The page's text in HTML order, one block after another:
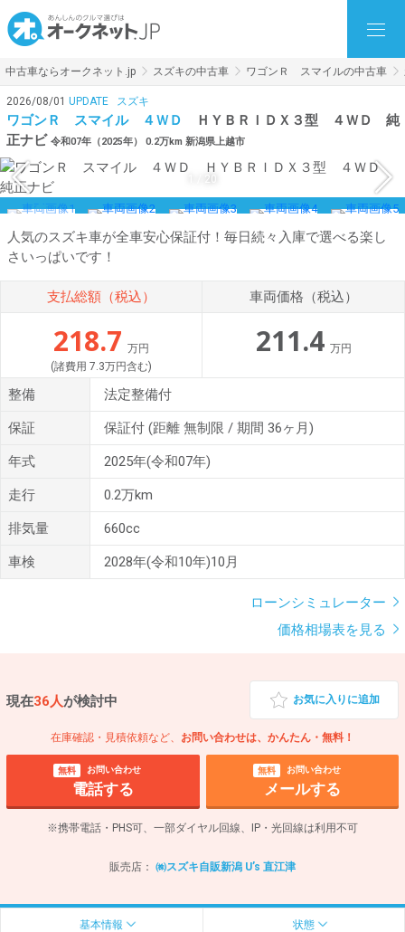
中古車ならオークネット.jp スズキの中古車 ワゴンＲ スマイルの中古車
2026/08/01 UPDATE スズキ
ワゴンＲ スマイル ４ＷＤ
ＨＹＢＲＩＤＸ３型 ４ＷＤ 純
正ナビ 令和07年（2025年） 0.2万km 新潟県上越市
20
人気のスズキ車が全車安心保証付！毎日続々入庫で選べる楽し
さいっぱいです！
支払総額（税込）
218.7 万円
(諸費用 7.3万円含む)
車両価格（税込）
211.4 万円
整備 法定整備付
保証 保証付 (距離 無制限 / 期間 36ヶ月)
年式 2025年(令和07年)
走行 0.2万km
排気量 660cc
車検 2028年(令和10年)10月
ローンシミュレーター
価格相場表を見る
現在36人が検討中 お気に入りに追加
在庫確認・見積依頼など、 お問い合わせは、かんたん・無料！
無料 お問い合わせ
電話する
無料 お問い合わせ
メールする
※携帯電話・PHS可、一部ダイヤル回線、IP・光回線は利用不可
販売店： ㈱スズキ自販新潟 U’s 直江津
基本情報 状態